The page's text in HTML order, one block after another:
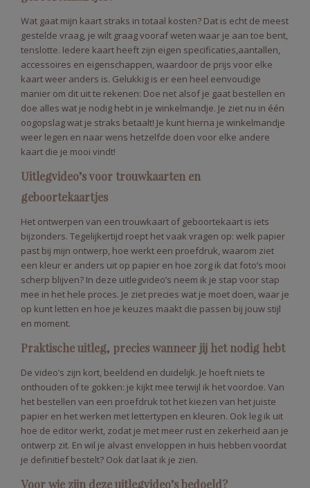
Wat gaat mijn kaart straks in totaal kosten? Dat is echt de meest
gestelde vraag, je wilt graag vooraf weten waar je aan toe bent,
tenslotte. Iedere kaart heeft zijn eigen specificaties,aantallen,
accessoires en eigenschappen, waardoor de prijs voor elke
kaart weer anders is. Gelukkig is er een heel eenvoudige
manier om dit uit te rekenen: Doe net alsof je gaat bestellen en
doe alles wat je nodig hebt in je winkelmandje. Je ziet nu in één
oogopslag wat je straks betaalt! Je kunt hierna je winkelmandje
weer legen en naar wens hetzelfde doen voor elke andere
kaart die je mooi vindt!
Uitlegvideo’s voor trouwkaarten en
geboortekaartjes
Het ontwerpen van een trouwkaart of geboortekaart is iets
bijzonders. Tegelijkertijd roept het vaak vragen op: welk papier
past bij mijn ontwerp, hoe werkt een proefdruk, waarom ziet
een kleur er anders uit op papier en hoe zorg ik dat foto’s mooi
scherp blijven? In deze uitlegvideo’s neem ik je stap voor stap
mee in het hele proces. Je ziet precies wat je moet doen, waar je
op kunt letten en hoe je keuzes maakt die passen bij jouw stijl
en moment.
Praktische uitleg, precies wanneer jij het nodig hebt
De video’s zijn kort, beeldend en duidelijk. Je hoeft niets te
onthouden of te gokken: je kijkt mee terwijl ik het voordoe. Van
het bestellen van een proefdruk tot het kiezen van het juiste
papier en het werken met lettertypen en kleuren. Ook leg ik uit
hoe de editor werkt, zodat je met meer rust en zekerheid aan je
ontwerp zit. En wil je alvast enveloppen in huis hebben voordat
je definitief bestelt? Ook dat laat ik je zien.
Voor wie zijn deze uitlegvideo’s bedoeld?